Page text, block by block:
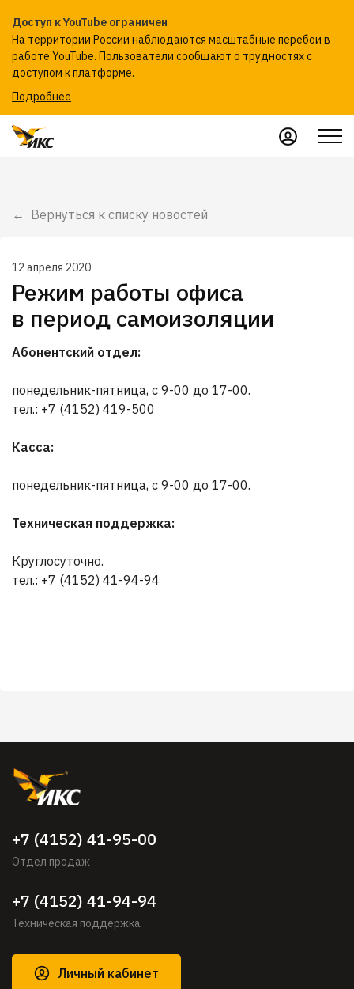
Доступ к YouTube ограничен
На территории России наблюдаются масштабные перебои в
работе YouTube. Пользователи сообщают о трудностях с
доступом к платформе.
Подробнее
Вернуться к списку новостей
12 апреля 2020
Режим работы офиса
в период самоизоляции
Абонентский отдел:
понедельник-пятница, с 9-00 до 17-00.
тел.: +7 (4152) 419-500
Касса:
понедельник-пятница, с 9-00 до 17-00.
Техническая поддержка:
Круглосуточно.
тел.: +7 (4152) 41-94-94
+7 (4152) 41-95-00
Отдел продаж
+7 (4152) 41-94-94
Техническая поддержка
Личный кабинет